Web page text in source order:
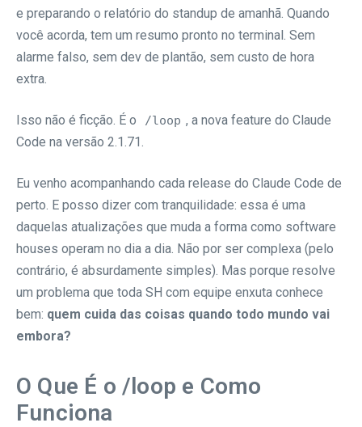
e preparando o relatório do standup de amanhã. Quando
você acorda, tem um resumo pronto no terminal. Sem
alarme falso, sem dev de plantão, sem custo de hora
extra.
Isso não é ficção. É o /loop , a nova feature do Claude
Code na versão 2.1.71.
Eu venho acompanhando cada release do Claude Code de
perto. E posso dizer com tranquilidade: essa é uma
daquelas atualizações que muda a forma como software
houses operam no dia a dia. Não por ser complexa (pelo
contrário, é absurdamente simples). Mas porque resolve
um problema que toda SH com equipe enxuta conhece
bem: quem cuida das coisas quando todo mundo vai
embora?
O Que É o /loop e Como
Funciona